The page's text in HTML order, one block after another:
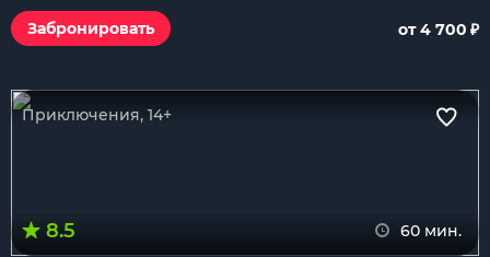
Забронировать
от 4 700 ₽
Приключения, 14+
8.5 60 мин.